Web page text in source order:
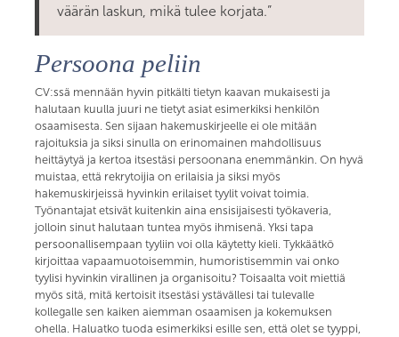
väärän laskun, mikä tulee korjata.”
Persoona peliin
CV:ssä mennään hyvin pitkälti tietyn kaavan mukaisesti ja
halutaan kuulla juuri ne tietyt asiat esimerkiksi henkilön
osaamisesta. Sen sijaan hakemuskirjeelle ei ole mitään
rajoituksia ja siksi sinulla on erinomainen mahdollisuus
heittäytyä ja kertoa itsestäsi persoonana enemmänkin. On hyvä
muistaa, että rekrytoijia on erilaisia ja siksi myös
hakemuskirjeissä hyvinkin erilaiset tyylit voivat toimia.
Työnantajat etsivät kuitenkin aina ensisijaisesti työkaveria,
jolloin sinut halutaan tuntea myös ihmisenä. Yksi tapa
persoonallisempaan tyyliin voi olla käytetty kieli. Tykkäätkö
kirjoittaa vapaamuotoisemmin, humoristisemmin vai onko
tyylisi hyvinkin virallinen ja organisoitu? Toisaalta voit miettiä
myös sitä, mitä kertoisit itsestäsi ystävällesi tai tulevalle
kollegalle sen kaiken aiemman osaamisen ja kokemuksen
ohella. Haluatko tuoda esimerkiksi esille sen, että olet se tyyppi,